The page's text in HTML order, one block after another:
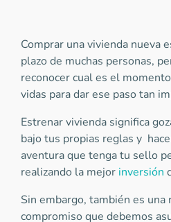
Comprar una vivienda nueva
plazo de muchas personas,
reconocer cual es el
vidas para dar ese paso tan
Estrenar vivienda significa
bajo tus propias reglas y
aventura que tenga tu sello
realizando la mejor inversión
Sin embargo, también es una
compromiso que debemos